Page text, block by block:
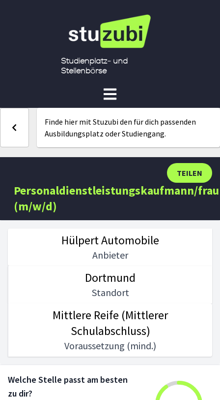
Studienplatz- und
Stellenbörse
Finde hier mit Stuzubi den für dich passenden
Ausbildungsplatz oder Studiengang.
TEILEN
Personaldienstleistungskaufmann/frau
(m/w/d)
Hülpert Automobile
Anbieter
Dortmund
Standort
Mittlere Reife (Mittlerer
Schulabschluss)
Voraussetzung (mind.)
Welche Stelle passt am besten
zu dir?